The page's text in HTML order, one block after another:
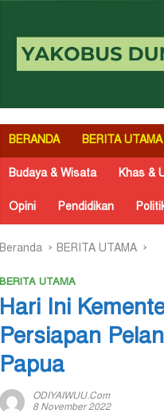
BERANDA BERITA UTAMA
Budaya & Wisata Khas &
Opini Pendidikan
Beranda BERITA UTAMA
BERITA UTAMA
Hari Ini
Persiapan
Papua
ODIYAIWUU.com
8 November 2022